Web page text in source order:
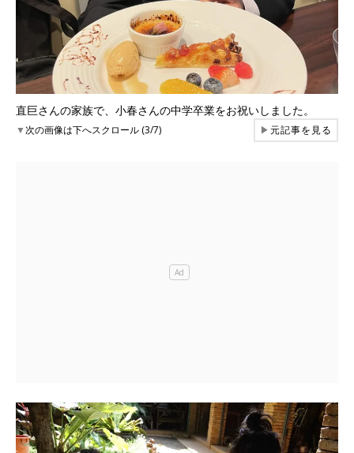
直巨さんの家族で、小春さんの中学卒業をお祝いしました。
▼次の画像は下へスクロール (3/7) ▶元記事を見る